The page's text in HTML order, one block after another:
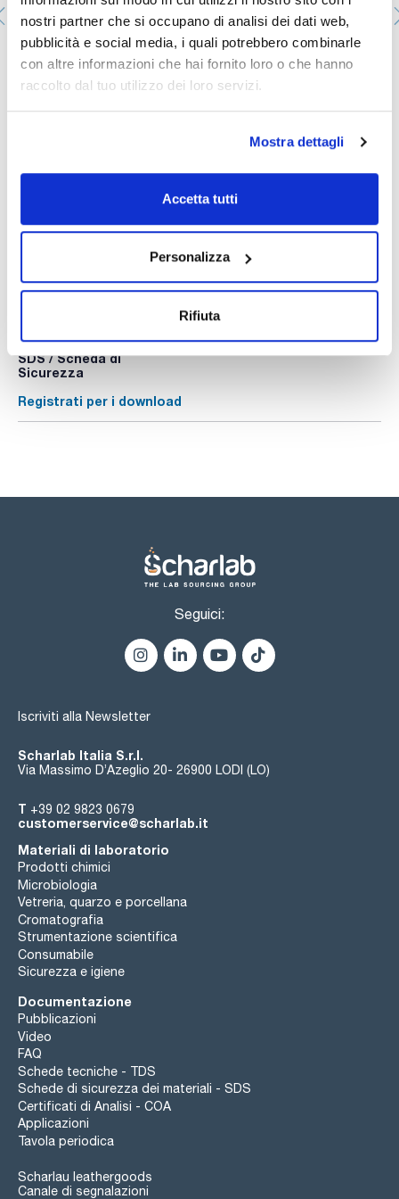
nostri partner che si occupano di analisi dei dati web,
pubblicità e social media, i quali potrebbero combinarle
con altre informazioni che hai fornito loro o che hanno
raccolto dal tuo utilizzo dei loro servizi.
Mostra dettagli
Accetta tutti
Personalizza
Rifiuta
Comprende i seguenti elementi:
- Set di soluzioni standard;
- Bottiglia di acqua distillata;
- Bicchiere di plastica 30 ml;
- Panno di pulizia;
Flocculatore Laboratorio mod JLT6posizioni
043-100109
Disponibilità Controlla le scorte
Documentazione tecnica
Registrati per i download
COA
Registrati per i download
SDS / Scheda di
Sicurezza
Registrati per i download
Seguici:
Iscriviti alla Newsletter
Scharlab Italia S.r.l.
Via Massimo D’Azeglio 20- 26900 LODI (LO)
T +39 02 9823 0679
customerservice@scharlab.it
Materiali di laboratorio
Prodotti chimici
Microbiologia
Vetreria, quarzo e porcellana
Cromatografia
Strumentazione scientifica
Consumabile
Sicurezza e igiene
Documentazione
Pubblicazioni
Video
FAQ
Schede tecniche - TDS
Schede di sicurezza dei materiali - SDS
Certificati di Analisi - COA
Applicazioni
Tavola periodica
Scharlau leathergoods
Canale di segnalazioni